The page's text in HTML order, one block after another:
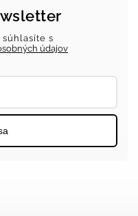
s
údajov